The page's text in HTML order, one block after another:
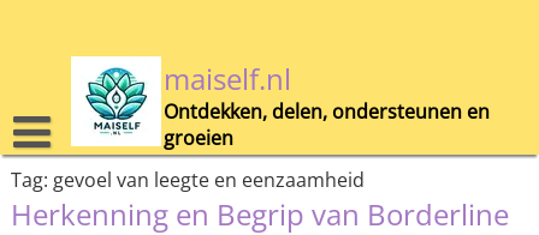
maiself.nl
Ontdekken, delen, ondersteunen en
groeien
Tag: gevoel van leegte en eenzaamheid
Herkenning en Begrip van Borderline